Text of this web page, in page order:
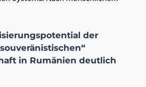
der
in Rumänien deutlich